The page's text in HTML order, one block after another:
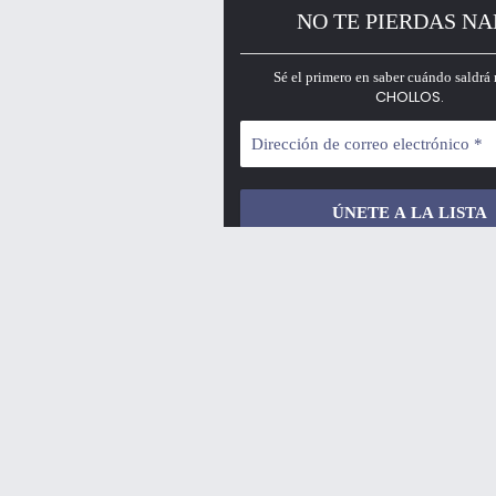
NO TE PIERDAS
Sé el primero en saber cuándo saldrá
CHOLLOS.